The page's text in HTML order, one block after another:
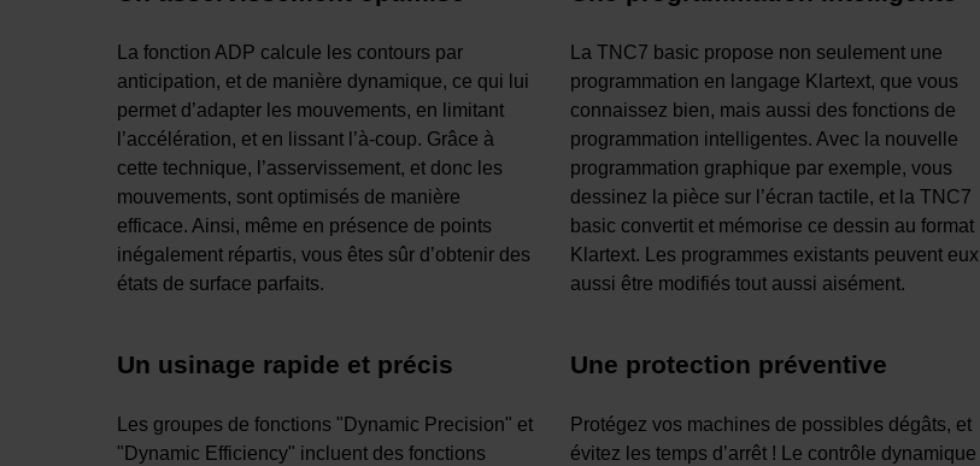
La fonction ADP calcule les contours par
anticipation, et de manière dynamique, ce qui lui
permet d’adapter les mouvements, en limitant
l’accélération, et en lissant l’à-coup. Grâce à
cette technique, l’asservissement, et donc les
mouvements, sont optimisés de manière
efficace. Ainsi, même en présence de points
inégalement répartis, vous êtes sûr d’obtenir des
états de surface parfaits.
La TNC7 basic propose non seulement une
programmation en langage Klartext, que vous
connaissez bien, mais aussi des fonctions de
programmation intelligentes. Avec la nouvelle
programmation graphique par exemple, vous
dessinez la pièce sur l’écran tactile, et la TNC7
basic convertit et mémorise ce dessin au format
Klartext. Les programmes existants peuvent eux
aussi être modifiés tout aussi aisément.
Un usinage rapide et précis
Les groupes de fonctions "Dynamic Precision" et
"Dynamic Efficiency" incluent des fonctions
Une protection préventive
Protégez vos machines de possibles dégâts, et
évitez les temps d’arrêt ! Le contrôle dynamique